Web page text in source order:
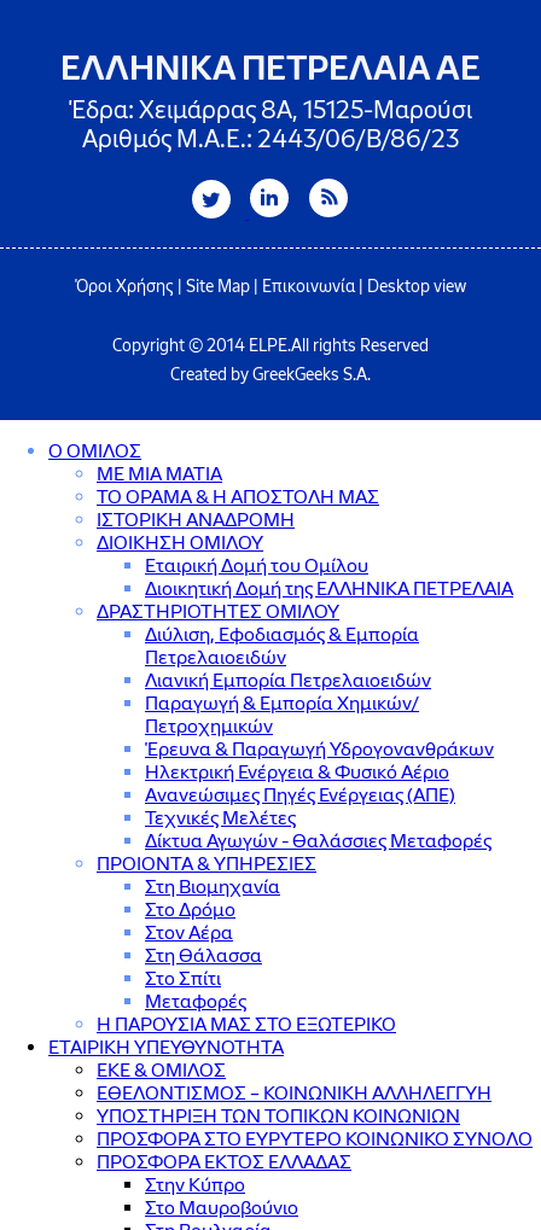
ΕΛΛΗΝΙΚΑ ΠΕΤΡΕΛΑΙΑ ΑΕ
Έδρα: Χειμάρρας 8A, 15125-Μαρούσι
Αριθμός Μ.Α.Ε.: 2443/06/Β/86/23
Όροι Χρήσης Site Map Επικοινωνία| Desktop view
Copyright © 2014 ELPE.All rights Reserved
Created by GreekGeeks S.A.
Ο ΟΜΙΛΟΣ
ΜΕ ΜΙΑ ΜΑΤΙΑ
ΤΟ ΟΡΑΜΑ & Η ΑΠΟΣΤΟΛΗ ΜΑΣ
ΙΣΤΟΡΙΚΗ ΑΝΑΔΡΟΜΗ
ΔΙΟΙΚΗΣΗ ΟΜΙΛΟΥ
Εταιρική Δομή του Ομίλου
Διοικητική Δομή της ΕΛΛΗΝΙΚΑ ΠΕΤΡΕΛΑΙΑ
ΔΡΑΣΤΗΡΙΟΤΗΤΕΣ ΟΜΙΛΟΥ
Διύλιση, Εφοδιασμός & Εμπορία
Πετρελαιοειδών
Λιανική Εμπορία Πετρελαιοειδών
Παραγωγή & Εμπορία Χημικών/
Πετροχημικών
Έρευνα & Παραγωγή Υδρογονανθράκων
Ηλεκτρική Ενέργεια & Φυσικό Αέριο
Ανανεώσιμες Πηγές Ενέργειας (ΑΠΕ)
Τεχνικές Μελέτες
Δίκτυα Αγωγών - Θαλάσσιες Μεταφορές
ΠΡΟΙΟΝΤΑ & YΠΗΡΕΣΙΕΣ
Στη Βιομηχανία
Στο Δρόμο
Στον Αέρα
Στη Θάλασσα
Στο Σπίτι
Μεταφορές
Η ΠΑΡΟΥΣΙΑ ΜΑΣ ΣΤΟ ΕΞΩΤΕΡΙΚΟ
ΕΤΑΙΡΙΚΗ ΥΠΕΥΘΥΝΟΤΗΤΑ
ΕΚΕ & ΟΜΙΛΟΣ
ΕΘΕΛΟΝΤΙΣΜΟΣ – ΚΟΙΝΩΝΙΚΗ ΑΛΛΗΛΕΓΓΥΗ
ΥΠΟΣΤΗΡΙΞΗ ΤΩΝ ΤΟΠΙΚΩΝ ΚΟΙΝΩΝΙΩΝ
ΠΡΟΣΦΟΡΑ ΣΤΟ ΕΥΡΥΤΕΡΟ ΚΟΙΝΩΝΙΚΟ ΣΥΝΟΛΟ
ΠΡΟΣΦΟΡΑ ΕΚΤΟΣ ΕΛΛΑΔΑΣ
Στην Κύπρο
Στο Μαυροβούνιο